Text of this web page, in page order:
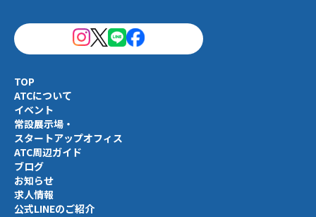
TOP
ATCについて
イベント
常設展示場・
スタートアップオフィス
ATC周辺ガイド
ブログ
お知らせ
求人情報
公式LINEのご紹介